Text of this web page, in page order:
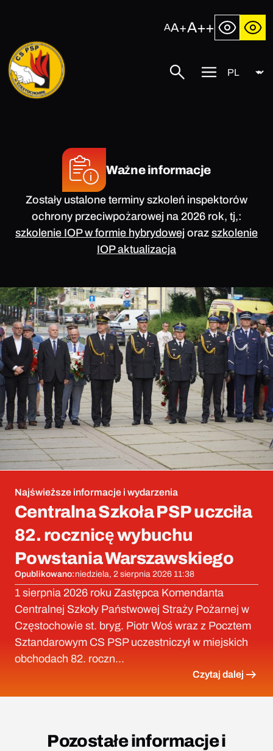
AA+A++
Centralna
Szkoła
Państwowej
SzukajPrzycisk
Język
Ważne informacje
Zostały ustalone terminy szkoleń inspektorów
ochrony przeciwpożarowej na 2026 rok, tj,:
szkolenie IOP w formie hybrydowej oraz szkolenie
IOP aktualizacja
Najświeższe informacje i wydarzenia
Centralna Szkoła PSP uczciła
82. rocznicę wybuchu
Powstania Warszawskiego
Opublikowano:niedziela, 2 sierpnia 2026 11:38
1 sierpnia 2026 roku Zastępca Komendanta
Centralnej Szkoły Państwowej Straży Pożarnej w
Częstochowie st. bryg. Piotr Woś wraz z Pocztem
Sztandarowym CS PSP uczestniczył w miejskich
obchodach 82. roczn...
Czytaj dalej
Pozostałe informacje i